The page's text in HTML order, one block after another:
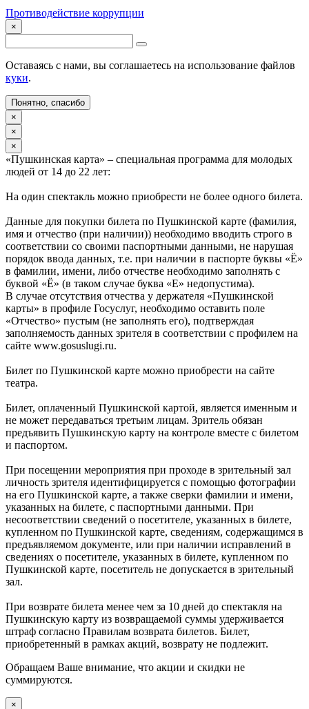
Противодействие коррупции
×
Оставаясь с нами, вы соглашаетесь на использование файлов
куки.
Понятно, спасибо
×
×
×
«Пушкинская карта» – специальная программа для молодых
людей от 14 до 22 лет:
На один спектакль можно приобрести не более одного билета.
Данные для покупки билета по Пушкинской карте (фамилия,
имя и отчество (при наличии)) необходимо вводить строго в
соответствии со своими паспортными данными, не нарушая
порядок ввода данных, т.е. при наличии в паспорте буквы «Ё»
в фамилии, имени, либо отчестве необходимо заполнять с
буквой «Ё» (в таком случае буква «Е» недопустима).
В случае отсутствия отчества у держателя «Пушкинской
карты» в профиле Госуслуг, необходимо оставить поле
«Отчество» пустым (не заполнять его), подтверждая
заполняемость данных зрителя в соответствии с профилем на
сайте www.gosuslugi.ru.
Билет по Пушкинской карте можно приобрести на сайте
театра.
Билет, оплаченный Пушкинской картой, является именным и
не может передаваться третьим лицам. Зритель обязан
предъявить Пушкинскую карту на контроле вместе с билетом
и паспортом.
При посещении мероприятия при проходе в зрительный зал
личность зрителя идентифицируется с помощью фотографии
на его Пушкинской карте, а также сверки фамилии и имени,
указанных на билете, с паспортными данными. При
несоответствии сведений о посетителе, указанных в билете,
купленном по Пушкинской карте, сведениям, содержащимся в
предъявляемом документе, или при наличии исправлений в
сведениях о посетителе, указанных в билете, купленном по
Пушкинской карте, посетитель не допускается в зрительный
зал.
При возврате билета менее чем за 10 дней до спектакля на
Пушкинскую карту из возвращаемой суммы удерживается
штраф согласно Правилам возврата билетов. Билет,
приобретенный в рамках акций, возврату не подлежит.
Обращаем Ваше внимание, что акции и скидки не
суммируются.
×